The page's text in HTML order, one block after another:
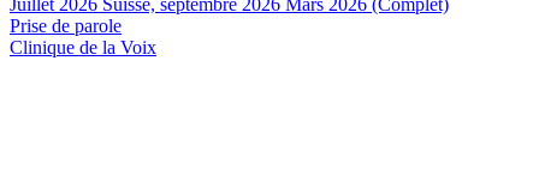
Juillet 2026 Suisse, septembre 2026 Mars 2026 (Complet)
Prise de parole
Clinique de la Voix